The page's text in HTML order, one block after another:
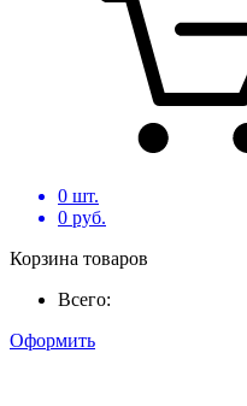
0 шт.
0 руб.
Корзина товаров
Всего:
Оформить